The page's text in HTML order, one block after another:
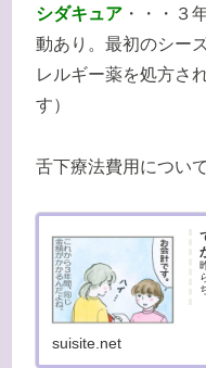
シダキュア ・・・３
動あり。最初のシー
レルギー薬を処方さ
す）
舌下療法費用につい
suisite.net